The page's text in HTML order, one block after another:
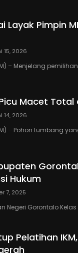
Layak Pimpin
15, 2026
– Menjelang
Macet Total
14, 2026
– Pohon tumbang
Hukum
7, 2025
Gorontalo Kelas
Pelatihan